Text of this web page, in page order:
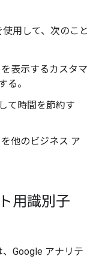
用して、次のこと
表示するカスタマ
る。
て時間を節約す
他のビジネス ア
用識別子
Google アナリテ